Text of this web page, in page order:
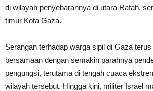
di wilayah penyebarannya di utara Rafah,
timur Kota Gaza.
Serangan terhadap warga sipil di Gaza terus
bersamaan dengan semakin parahnya
pengungsi, terutama di tengah cuaca
wilayah tersebut. Hingga kini, militer Israel